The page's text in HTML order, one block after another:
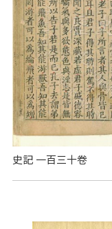
史記 一百三十卷